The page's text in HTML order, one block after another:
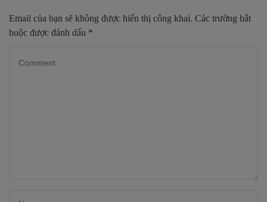
Email của bạn sẽ không được hiển thị công khai. Các trường bắt
buộc được đánh dấu *